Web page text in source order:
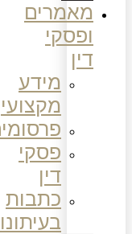
מאמרים
ופסקי
דין
מידע
מקצועי
פרסומים
פסקי
דין
כתבות
בעיתונות